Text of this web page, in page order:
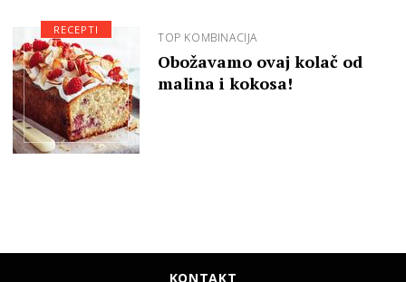
TOP KOMBINACIJA
Obožavamo ovaj kolač od
malina i kokosa!
RECEPTI
KONTAKT